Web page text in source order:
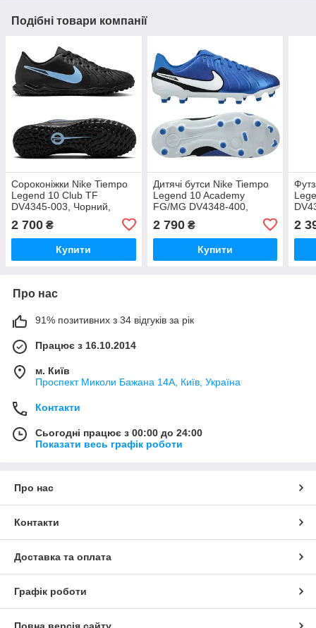
Подібні товари компанії
Сороконіжки Nike Tiempo
Legend 10 Club TF
DV4345-003, Чорний,
2 700 ₴
Купити
Дитячі бутси Nike Tiempo
Legend 10 Academy
FG/MG DV4348-400,
Синій, Розмір (EU) — 33
2 790₴
Купити
2
Про нас
91% позитивних з 34 відгуків за рік
Працює з 16.10.2014
м. Київ
Проспект Миколи Бажана 14А, Київ, Україна
Контакти
Сьогодні працює з 00:00 до 24:00
Показати весь графік роботи
Про нас
Контакти
Доставка та оплата
Графік роботи